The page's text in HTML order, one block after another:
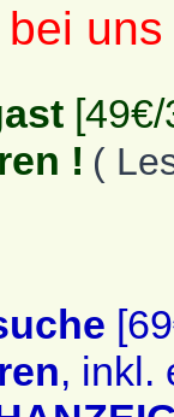
! (
, inkl.